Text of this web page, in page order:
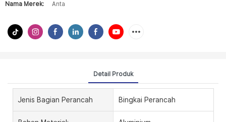
Nama Merek:
Anta
Detail Produk
Jenis Bagian Perancah Bingkai Perancah